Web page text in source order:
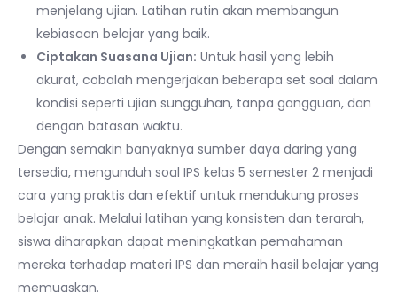
menjelang ujian. Latihan rutin akan membangun
kebiasaan belajar yang baik.
Ciptakan Suasana Ujian: Untuk hasil yang lebih
akurat, cobalah mengerjakan beberapa set soal dalam
kondisi seperti ujian sungguhan, tanpa gangguan, dan
dengan batasan waktu.
Dengan semakin banyaknya sumber daya daring yang
tersedia, mengunduh soal IPS kelas 5 semester 2 menjadi
cara yang praktis dan efektif untuk mendukung proses
belajar anak. Melalui latihan yang konsisten dan terarah,
siswa diharapkan dapat meningkatkan pemahaman
mereka terhadap materi IPS dan meraih hasil belajar yang
memuaskan.